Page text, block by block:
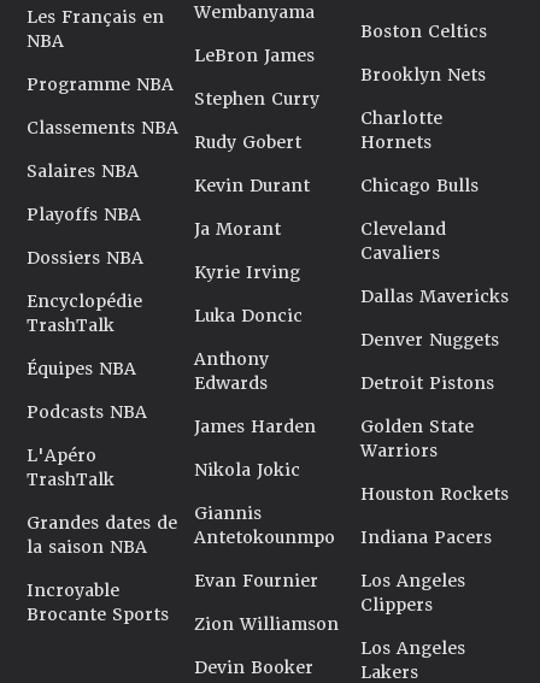
Les Français en
NBA
Programme NBA
Classements NBA
Salaires NBA
Playoffs NBA
Dossiers NBA
Encyclopédie
TrashTalk
Équipes NBA
Podcasts NBA
L'Apéro
TrashTalk
Grandes dates de
la saison NBA
Incroyable
Brocante Sports
Wembanyama
LeBron James
Stephen Curry
Rudy Gobert
Kevin Durant
Ja Morant
Kyrie Irving
Luka Doncic
Anthony
Edwards
James Harden
Nikola Jokic
Giannis
Antetokounmpo
Evan Fournier
Zion Williamson
Devin Booker
Boston Celtics
Brooklyn Nets
Charlotte
Hornets
Chicago Bulls
Cleveland
Cavaliers
Dallas Mavericks
Denver Nuggets
Detroit Pistons
Golden State
Warriors
Houston Rockets
Indiana Pacers
Los Angeles
Clippers
Los Angeles
Lakers